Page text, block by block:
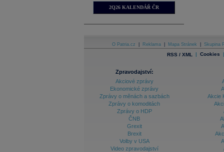
2Q26 KALENDÁŘ ČR
O Patria.cz Reklama Mapa Stránek Skupina
RSS / XML | Cookies |
Zpravodajství:
Akciové zprávy
Ekonomické zprávy
Zprávy o měnách a sazbách
Zprávy o komoditách
Zprávy o HDP
ČNB
Grexit
Brexit
Volby v USA
Video zpravodajství
Akcie